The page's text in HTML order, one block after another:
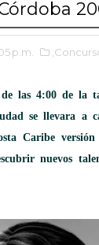
p.m.
las 4:00 de la
se llevara a
Caribe
nuevos